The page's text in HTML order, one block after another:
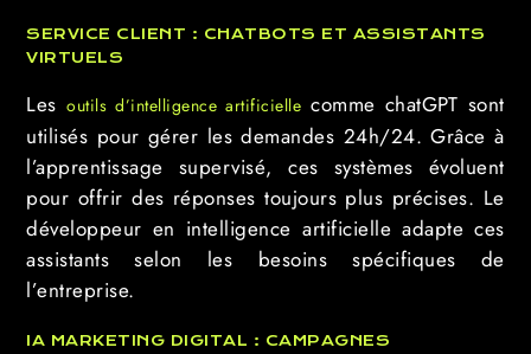
SERVICE CLIENT : CHATBOTS ET ASSISTANTS
VIRTUELS
Lesoutils d’intelligence artificielle comme chatGPT sont
utilisés pour gérer les demandes 24h/24. Grâce à
l’apprentissage supervisé, ces systèmes évoluent
pour offrir des réponses toujours plus précises. Le
développeur en intelligence artificielle adapte ces
assistants selon les besoins spécifiques de
l’entreprise.
IA MARKETING DIGITAL : CAMPAGNES